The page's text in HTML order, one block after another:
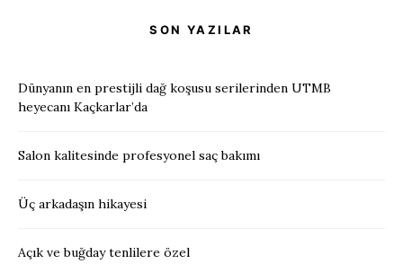
SON YAZILAR
Dünyanın en prestijli dağ koşusu serilerinden UTMB
heyecanı Kaçkarlar’da
Salon kalitesinde profesyonel saç bakımı
Üç arkadaşın hikayesi
Açık ve buğday tenlilere özel